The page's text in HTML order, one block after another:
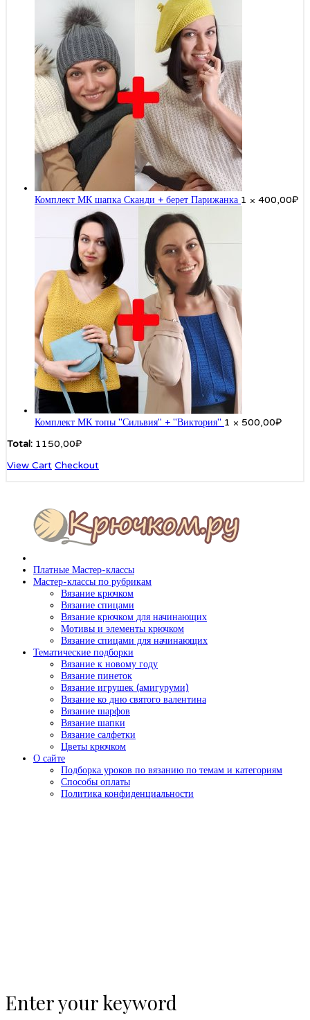
Комплект МК шапка Сканди + берет Парижанка 1 × 400,00₽
Комплект МК топы "Сильвия" + "Виктория" 1 × 500,00₽
Total: 1150,00₽
View Cart Checkout
Платные Мастер-классы
Мастер-классы по рубрикам
Вязание крючком
Вязание спицами
Вязание крючком для начинающих
Мотивы и элементы крючком
Вязание спицами для начинающих
Тематические подборки
Вязание к новому году
Вязание пинеток
Вязание игрушек (амигуруми)
Вязание ко дню святого валентина
Вязание шарфов
Вязание шапки
Вязание салфетки
Цветы крючком
О сайте
Подборка уроков по вязанию по темам и категориям
Способы оплаты
Политика конфиденциальности
Enter your keyword